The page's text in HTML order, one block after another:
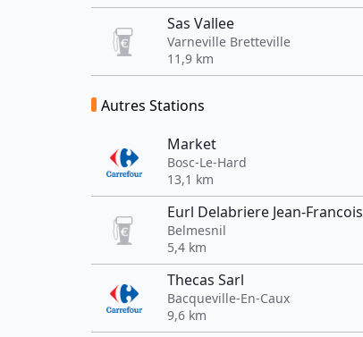
Sas Vallee
Varneville Bretteville
11,9 km
Autres Stations
Market
Bosc-Le-Hard
13,1 km
Eurl Delabriere Jean-Francois
Belmesnil
5,4 km
Thecas Sarl
Bacqueville-En-Caux
9,6 km